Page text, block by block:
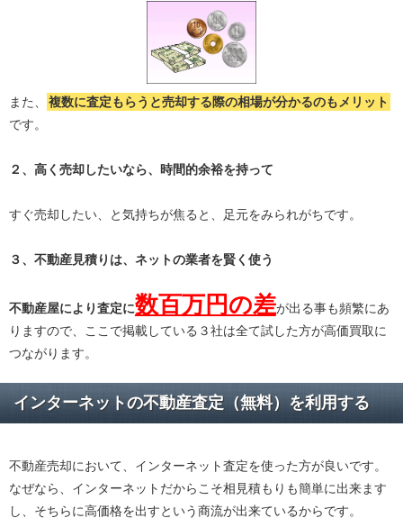
また、 複数に査定もらうと売却する際の相場が分かるのもメリット
です。
２、高く売却したいなら、時間的余裕を持って
すぐ売却したい、と気持ちが焦ると、足元をみられがちです。
３、不動産見積りは、ネットの業者を賢く使う
不動産屋により査定に数百万円の差が出る事も頻繁にあ
りますので、ここで掲載している３社は全て試した方が高価買取に
つながります。
インターネットの不動産査定（無料）を利用する
不動産売却において、インターネット査定を使った方が良いです。
なぜなら、インターネットだからこそ相見積もりも簡単に出来ます
し、そちらに高価格を出すという商流が出来ているからです。